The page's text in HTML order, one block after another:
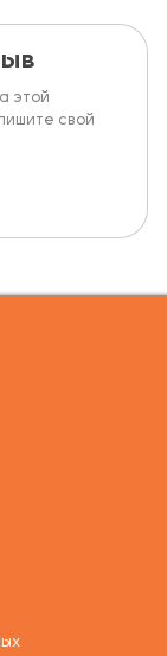
этой
свой